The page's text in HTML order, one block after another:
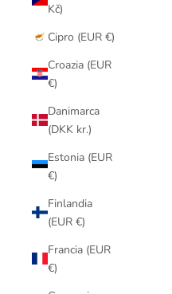
Kč)
Cipro (EUR €)
Croazia (EUR
€)
Danimarca
(DKK kr.)
Estonia (EUR
€)
Finlandia
(EUR €)
Francia (EUR
€)